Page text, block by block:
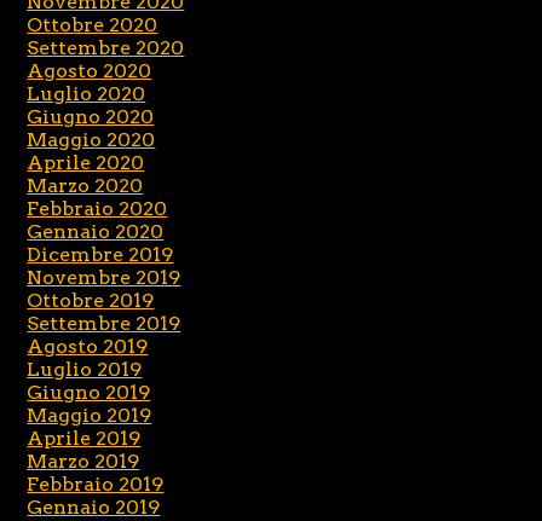
Ottobre 2020
Settembre 2020
Agosto 2020
Luglio 2020
Giugno 2020
Maggio 2020
Aprile 2020
Marzo 2020
Febbraio 2020
Gennaio 2020
Dicembre 2019
Novembre 2019
Ottobre 2019
Settembre 2019
Agosto 2019
Luglio 2019
Giugno 2019
Maggio 2019
Aprile 2019
Marzo 2019
Febbraio 2019
Gennaio 2019